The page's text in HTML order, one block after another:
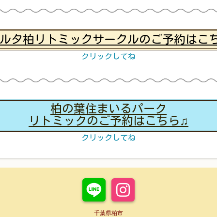
タ柏リトミックサークルのご予約はこ
クリックしてね
柏の葉住まいるパーク
リトミックのご予約はこちら♫
クリックしてね
千葉県柏市